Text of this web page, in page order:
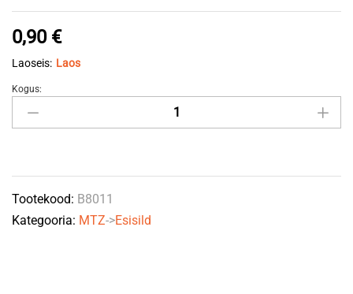
0,90 €
Laoseis: Laos
Flantsi
stopperpolt
2308011
quantity
Kogus:
Tootekood: B8011
Kategooria: MTZ->Esisild